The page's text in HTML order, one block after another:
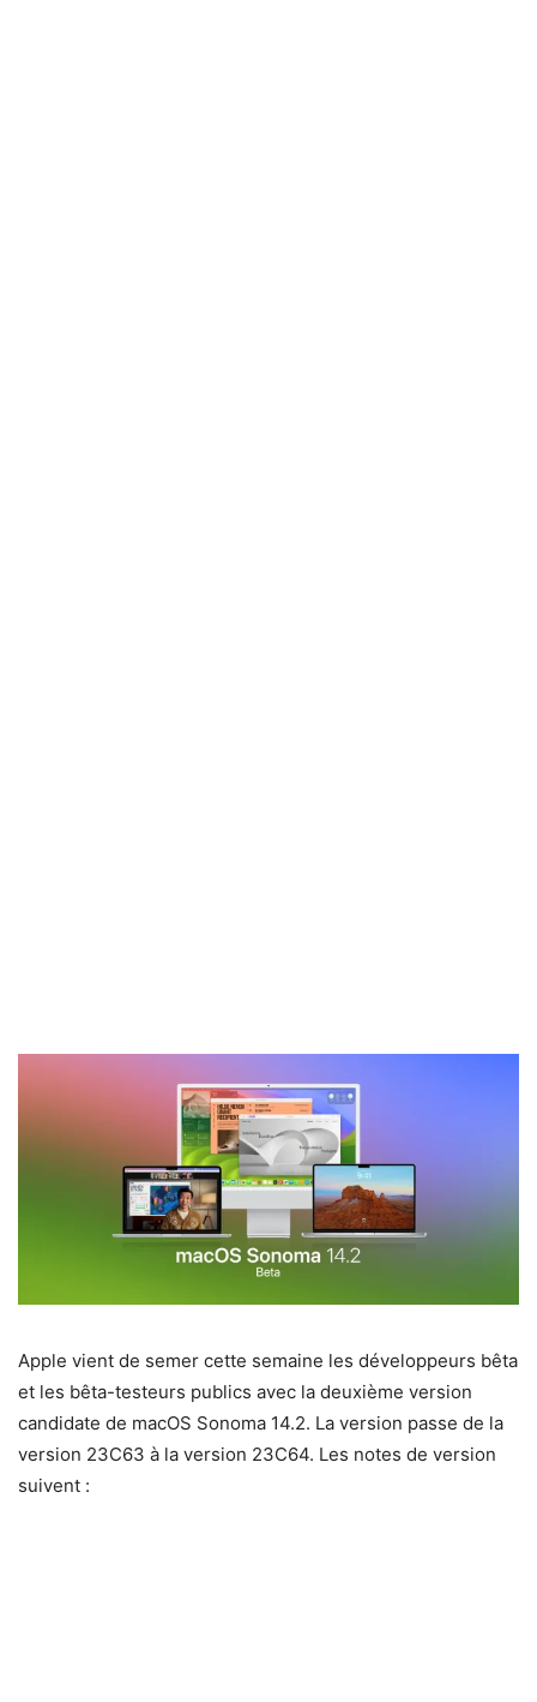
Apple vient de semer cette semaine les développeurs bêta
et les bêta-testeurs publics avec la deuxième version
candidate de macOS Sonoma 14.2. La version passe de la
version 23C63 à la version 23C64. Les notes de version
suivent :